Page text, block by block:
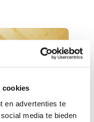
cookies
en advertenties te
media te bieden